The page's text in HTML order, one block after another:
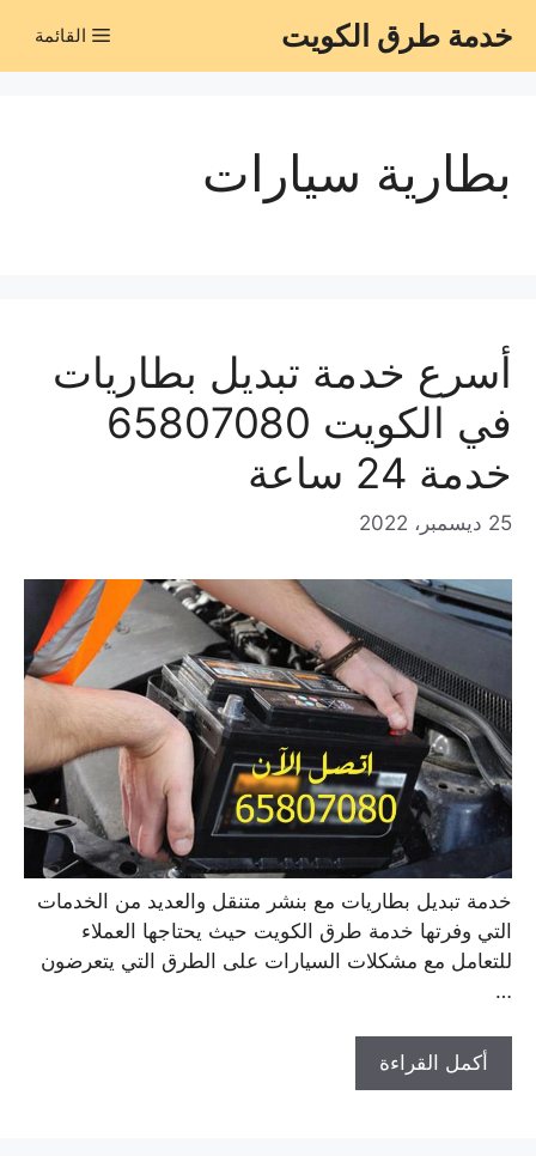
إلى
المحتوى
خدمة طرق الكويت القائمة
بطارية سيارات
أسرع خدمة تبديل بطاريات
في الكويت 65807080
خدمة 24 ساعة
25 ديسمبر، 2022
خدمة تبديل بطاريات مع بنشر متنقل والعديد من الخدمات
التي وفرتها خدمة طرق الكويت حيث يحتاجها العملاء
للتعامل مع مشكلات السيارات على الطرق التي يتعرضون
…
أكمل القراءة